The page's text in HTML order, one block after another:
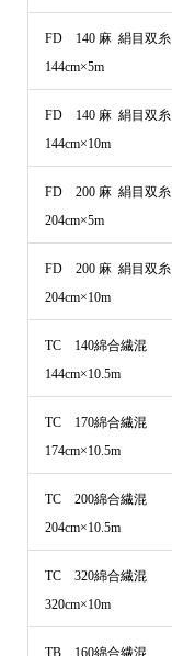
FD 140 麻 絹目双糸
144cm×5m
FD 140 麻 絹目双糸
144cm×10m
FD 200 麻 絹目双糸
204cm×5m
FD 200 麻 絹目双糸
204cm×10m
TC 140綿合繊混
144cm×10.5m
TC 170綿合繊混
174cm×10.5m
TC 200綿合繊混
204cm×10.5m
TC 320綿合繊混
320cm×10m